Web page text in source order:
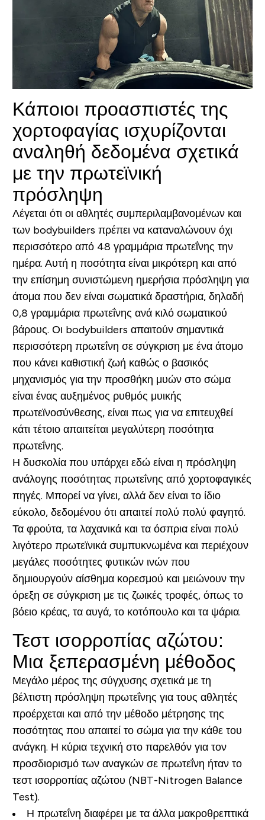
Κάποιοι προασπιστές της
χορτοφαγίας ισχυρίζονται
αναληθή δεδομένα σχετικά
με την πρωτεϊνική
πρόσληψη
Λέγεται ότι οι αθλητές συμπεριλαμβανομένων και
των bodybuilders πρέπει να καταναλώνουν όχι
περισσότερο από 48 γραμμάρια πρωτεΐνης την
ημέρα. Αυτή η ποσότητα είναι μικρότερη και από
την επίσημη συνιστώμενη ημερήσια πρόσληψη για
άτομα που δεν είναι σωματικά δραστήρια, δηλαδή
0,8 γραμμάρια πρωτεΐνης ανά κιλό σωματικού
βάρους. Οι bodybuilders απαιτούν σημαντικά
περισσότερη πρωτεΐνη σε σύγκριση με ένα άτομο
που κάνει καθιστική ζωή καθώς ο βασικός
μηχανισμός για την προσθήκη μυών στο σώμα
είναι ένας αυξημένος ρυθμός μυικής
πρωτεϊνοσύνθεσης, είναι πως για να επιτευχθεί
κάτι τέτοιο απαιτείται μεγαλύτερη ποσότητα
πρωτεΐνης.
Η δυσκολία που υπάρχει εδώ είναι η πρόσληψη
ανάλογης ποσότητας πρωτεΐνης από χορτοφαγικές
πηγές. Μπορεί να γίνει, αλλά δεν είναι το ίδιο
εύκολο, δεδομένου ότι απαιτεί πολύ πολύ φαγητό.
Τα φρούτα, τα λαχανικά και τα όσπρια είναι πολύ
λιγότερο πρωτεϊνικά συμπυκνωμένα και περιέχουν
μεγάλες ποσότητες φυτικών ινών που
δημιουργούν αίσθημα κορεσμού και μειώνουν την
όρεξη σε σύγκριση με τις ζωικές τροφές, όπως το
βόειο κρέας, τα αυγά, το κοτόπουλο και τα ψάρια.
Τεστ ισορροπίας αζώτου:
Μια ξεπερασμένη μέθοδος
Μεγάλο μέρος της σύγχυσης σχετικά με τη
βέλτιστη πρόσληψη πρωτεΐνης για τους αθλητές
προέρχεται και από την μέθοδο μέτρησης της
ποσότητας που απαιτεί το σώμα για την κάθε του
ανάγκη. Η κύρια τεχνική στο παρελθόν για τον
προσδιορισμό των αναγκών σε πρωτεΐνη ήταν το
τεστ ισορροπίας αζώτου (NBT-Nitrogen Balance
Test).
Η πρωτεΐνη διαφέρει με τα άλλα μακροθρεπτικά